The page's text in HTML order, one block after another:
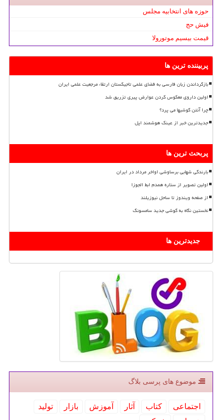
حوزه های انتخابیه مجلس
فیش حج
قیمت بیسیم موتورولا
پربیننده ترین ها
بازگرداندن زبان فارسی به فضای علمی تاجیکستان ارتقاء مرجعیت علمی ایران
اولین داروی معکوس کردن عوارض پیری تزریق شد
چرا آنتن گوشیها می پرد؟
جدیدترین خبر از عینک هوشمند اپل
پربحث ترین ها
بارندگی شهابی برساوشی اواخر مرداد در ایران
اولین تصویر از ستاره همدم ابط الجوزا
از صفحه ویندوز تا ساحل نیوزیلند
نخستین نگاه به گوشی جدید سامسونگ
جدیدترین ها
موضوع های پرسی بلاگ
اجتماعی كتاب آثار آموزش بازار
تولید